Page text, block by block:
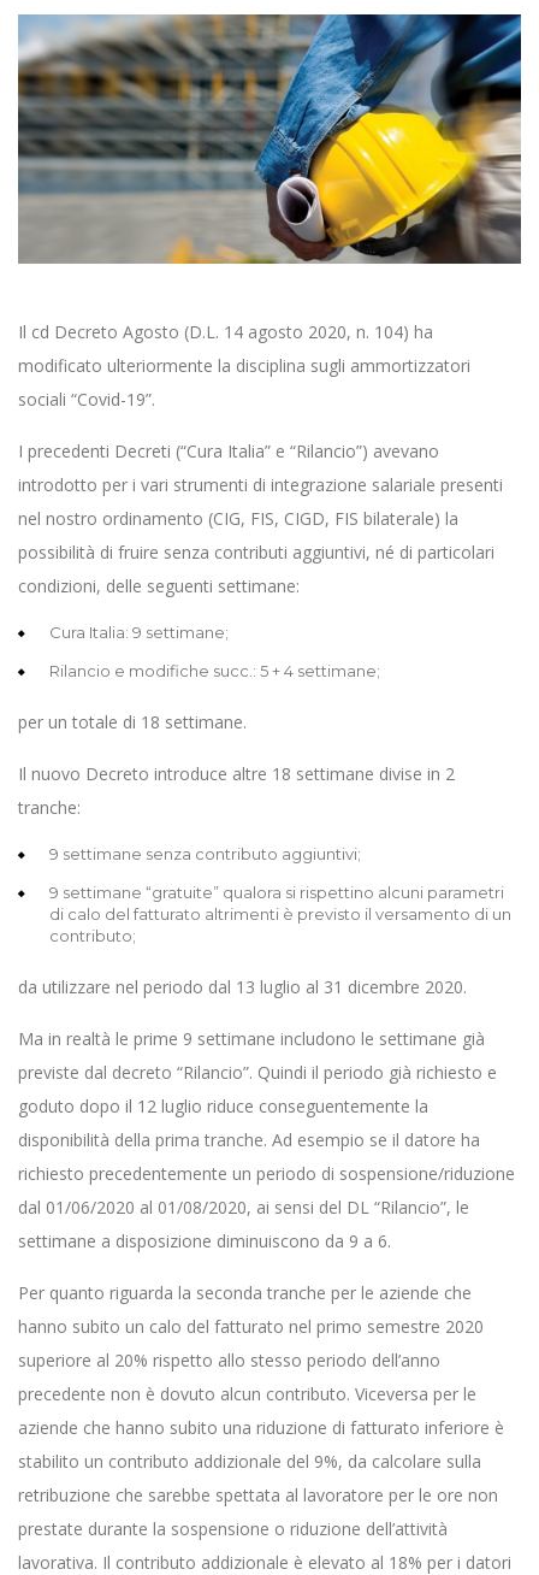
Il cd Decreto Agosto (D.L. 14 agosto 2020, n. 104) ha
modificato ulteriormente la disciplina sugli ammortizzatori
sociali “Covid-19”.
I precedenti Decreti (“Cura Italia” e “Rilancio”) avevano
introdotto per i vari strumenti di integrazione salariale presenti
nel nostro ordinamento (CIG, FIS, CIGD, FIS bilaterale) la
possibilità di fruire senza contributi aggiuntivi, né di particolari
condizioni, delle seguenti settimane:
Cura Italia: 9 settimane;
Rilancio e modifiche succ.: 5 + 4 settimane;
per un totale di 18 settimane.
Il nuovo Decreto introduce altre 18 settimane divise in 2
tranche:
9 settimane senza contributo aggiuntivi;
9 settimane “gratuite” qualora si rispettino alcuni parametri
di calo del fatturato altrimenti è previsto il versamento di un
contributo;
da utilizzare nel periodo dal 13 luglio al 31 dicembre 2020.
Ma in realtà le prime 9 settimane includono le settimane già
previste dal decreto “Rilancio”. Quindi il periodo già richiesto e
goduto dopo il 12 luglio riduce conseguentemente la
disponibilità della prima tranche. Ad esempio se il datore ha
richiesto precedentemente un periodo di sospensione/riduzione
dal 01/06/2020 al 01/08/2020, ai sensi del DL “Rilancio”, le
settimane a disposizione diminuiscono da 9 a 6.
Per quanto riguarda la seconda tranche per le aziende che
hanno subito un calo del fatturato nel primo semestre 2020
superiore al 20% rispetto allo stesso periodo dell’anno
precedente non è dovuto alcun contributo. Viceversa per le
aziende che hanno subito una riduzione di fatturato inferiore è
stabilito un contributo addizionale del 9%, da calcolare sulla
retribuzione che sarebbe spettata al lavoratore per le ore non
prestate durante la sospensione o riduzione dell’attività
lavorativa. Il contributo addizionale è elevato al 18% per i datori